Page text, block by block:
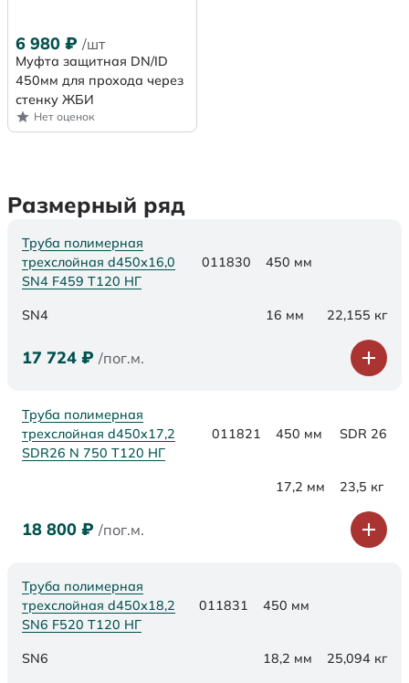
6 980 ₽ /шт
Муфта защитная DN/ID
450мм для прохода через
стенку ЖБИ
Нет оценок
Размерный ряд
Труба полимерная
трехслойная d450х16,0
SN4 F459 Т120 НГ
011830 450 мм
SN4 16 мм 22,155 кг
17 724 ₽ /пог.м.
Труба полимерная
трехслойная d450x17,2
SDR26 N 750 Т120 НГ
011821 450 мм SDR 26
17,2 мм 23,5 кг
18 800 ₽ /пог.м.
Труба полимерная
трехслойная d450х18,2
SN6 F520 Т120 НГ
011831 450 мм
SN6 18,2 мм 25,094 кг